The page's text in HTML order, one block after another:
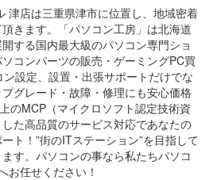
津店は三重県津市に位置し、地域密着
きます。「パソコン工房」は北海道
する国内最大級のパソコン専門ショ
コンパーツの販売・ゲーミングPC買
設定、設置・出張サポートだけでな
グレード・故障・修理にも安心価格
のMCP（マイクロソフト認定技術資
た高品質のサービス対応であなたの
ト！”街のITステーション”を目指して
す。パソコンの事なら私たちパソコ
お任せください！